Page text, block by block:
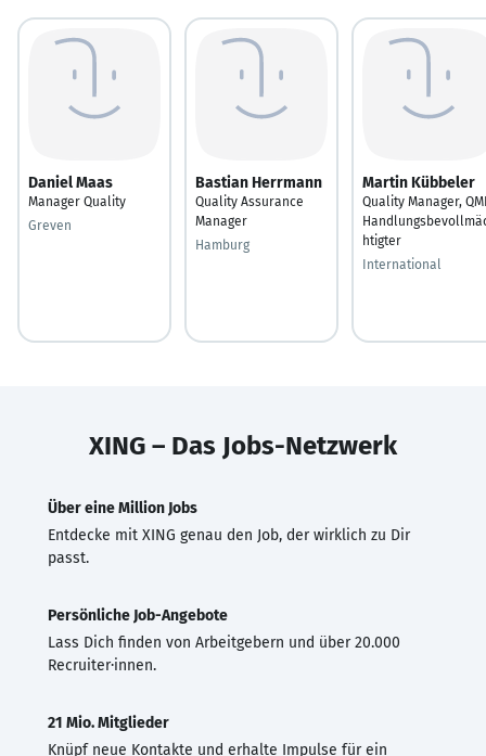
Daniel Maas
Manager Quality
Greven
Bastian Herrmann
Quality Assurance
Manager
Hamburg
Martin Kübbeler
Quality Manager,
htigter
International
XING – Das Jobs-Netzwerk
Über eine Million Jobs
Entdecke mit XING genau den Job, der wirklich zu Dir
passt.
Persönliche Job-Angebote
Lass Dich finden von Arbeitgebern und über 20.000
Recruiter·innen.
21 Mio. Mitglieder
Knüpf neue Kontakte und erhalte Impulse für ein